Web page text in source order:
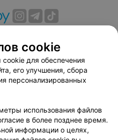
Способы оплаты
использованию сервиса
соглашение
сотрудничества
relax.by
cookie
для обеспечения
его улучшения, сбора
персонализированных
использования файлов
в более позднее время.
информации о целях,